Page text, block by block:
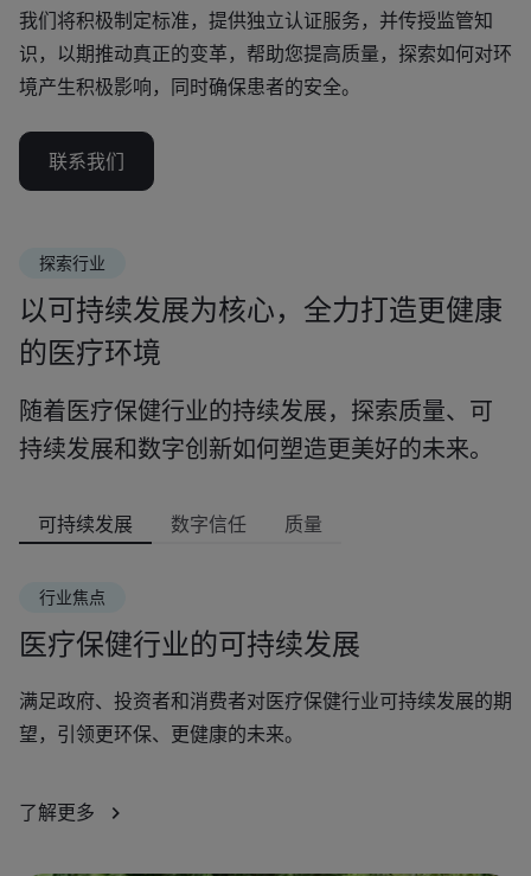
我们将积极制定标准，提供独立认证服务，并传授监管知
识，以期推动真正的变革，帮助您提高质量，探索如何对环
境产生积极影响，同时确保患者的安全。
联系我们
探索行业
以可持续发展为核心，全力打造更健康
的医疗环境
随着医疗保健行业的持续发展，探索质量、可
持续发展和数字创新如何塑造更美好的未来。
可持续发展 数字信任 质量
行业焦点
医疗保健行业的可持续发展
满足政府、投资者和消费者对医疗保健行业可持续发展的期
望，引领更环保、更健康的未来。
了解更多